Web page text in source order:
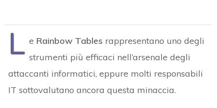
L e Rainbow Tables rappresentano uno degli
strumenti più efficaci nell’arsenale degli
attaccanti informatici, eppure molti responsabili
IT sottovalutano ancora questa minaccia.